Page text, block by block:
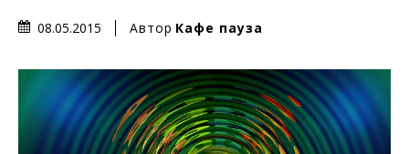
08.05.2015 Автор Кафе пауза